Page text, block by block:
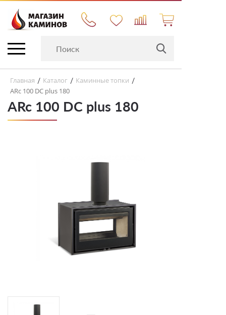
Главная / Каталог / Каминные топки /
ARc 100 DC plus 180
ARc 100 DC plus 180